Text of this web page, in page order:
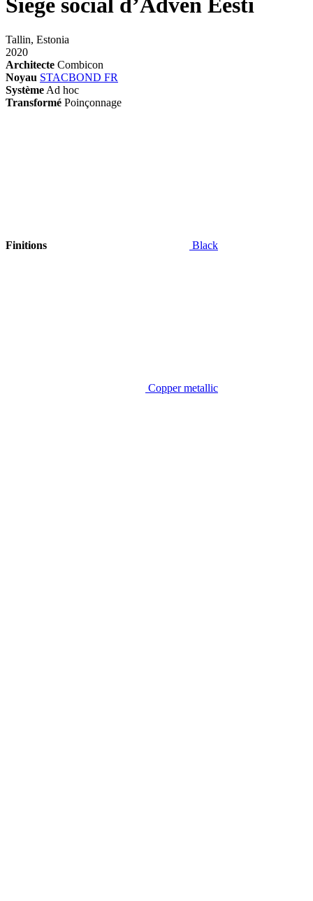
Siège social d’Adven Eesti
Tallin, Estonia
2020
Architecte Combicon
Noyau STACBOND FR
Système Ad hoc
Transformé Poinçonnage
Finitions Black
Copper metallic